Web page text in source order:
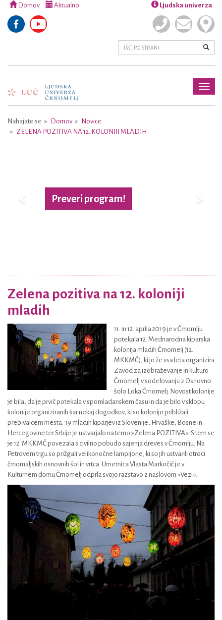
Domov Aktualno Ljudska univerza
Nahajate se Domov
Novice
ZELENA POZITIVA NA 12. KOLONIJI MLADIH
Zelena pozitiva na 12. koloniji
mladih
11. in 12. aprila 2019 je v Črnomlju
potekala 12. Mednarodna kiparska
kolonija mladih Črnomelj (12.
MKKMČ), ki jo že vsa leta organizira
Zavod za izobraževanje in kulturo
Črnomelj v sodelovanju z Osnovno
šolo Loka Črnomelj. Novost kolonije
je bila, da je prvič potekala v spomladanskem času in da je bilo v sklopu
kolonije organiziranih kar nekaj dogodkov, ki so kolonijo približali
prebivalcem mesta. 39 mladih kiparjev iz Slovenije, Hrvaške, Bosne in
Hercegovine ter Srbije je ustvarjalo na temo »Zelena POZITIVA«. S tem se
je 12. MKKMČ povezala s civilno pobudo sajenja dreves v Črnomlju. Na
Petrovem trgu so prižgali velikonočne lampijone, ki so jih ustvarili otroci
črnomaljskih osnovnih šol in vrtca. Umetnica Vlasta Markočič je v
Kulturnem domu Črnomelj odprla svojo razstavo z naslovom »Vezi«.